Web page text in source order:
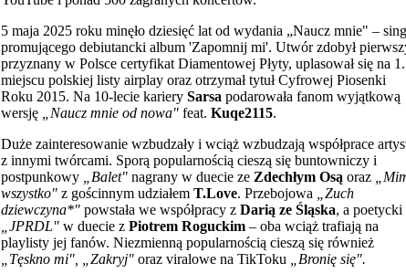
5 maja 2025 roku minęło dziesięć lat od wydania „Naucz mnie" –
promującego debiutancki album 'Zapomnij mi'. Utwór zdobył
przyznany w Polsce certyfikat Diamentowej Płyty, uplasował się na 1.
miejscu polskiej listy airplay oraz otrzymał tytuł Cyfrowej Piosenki
Roku 2015. Na 10-lecie kariery Sarsa podarowała fanom wyjątkową
wersję
„Naucz mnie od nowa" feat. Kuqe2115.
Duże zainteresowanie wzbudzały i wciąż wzbudzają współprace
z innymi twórcami. Sporą popularnością cieszą się buntowniczy i
postpunkowy
„Balet" nagrany w duecie ze Zdechłym Osą oraz
wszystko" z gościnnym udziałem T.Love. Przebojowa
„Zuch
dziewczyna*" powstała we współpracy z Darią ze Śląska, a poetycki
„JPRDL" w duecie z Piotrem Roguckim – oba wciąż trafiają na
playlisty jej fanów. Niezmienną popularnością cieszą się również
„Tęskno mi", „Zakryj" oraz viralowe na TikToku
„Bronię się".